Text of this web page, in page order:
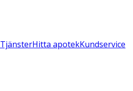
TjänsterHitta apotekKundservice